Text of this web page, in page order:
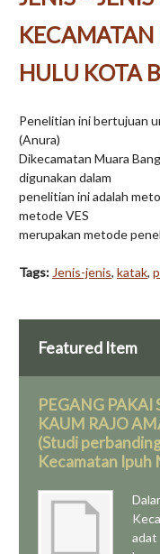
HULU KOTA
Penelitian ini bertujuan
(Anura)
Dikecamatan Muara
digunakan dalam
penelitian ini adalah
metode VES
merupakan metode
Tags: Jenis-jenis, katak,
Featured Item
PEGANG
KAUM RAJO
(Studi
Kecamatan Ipuh
adat